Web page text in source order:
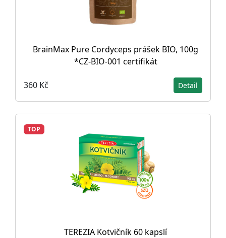
BrainMax Pure Cordyceps prášek BIO, 100g
*CZ-BIO-001 certifikát
360 Kč Detail
TOP
TEREZIA Kotvičník 60 kapslí